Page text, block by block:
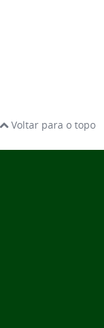
Voltar para o topo